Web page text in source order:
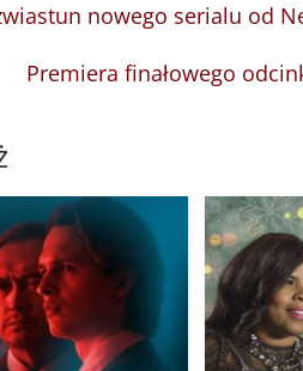
nowego serialu od
Premiera finałowego